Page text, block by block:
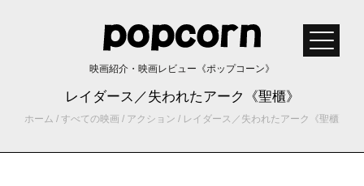
映画紹介・映画レビュー《ポップコーン》
レイダース／失われたアーク《聖櫃》
ホーム / すべての映画 / アクション / レイダース／失われたアーク《聖櫃》